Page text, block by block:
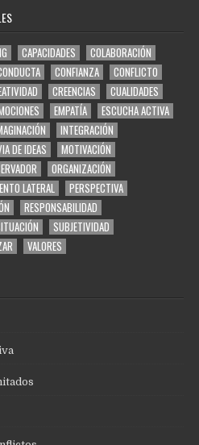
CAPACIDADES
COLABORACIÓN
CONFIANZA
CONFLICTO
CREENCIAS
CUALIDADES
EMPATÍA
ESCUCHA ACTIVA
INTEGRACIÓN
DE IDEAS
MOTIVACIÓN
ORGANIZACIÓN
LATERAL
PERSPECTIVA
RESPONSABILIDAD
SUBJETIVIDAD
VALORES